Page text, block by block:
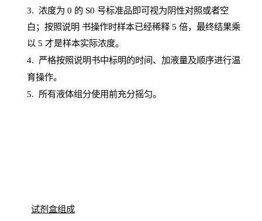
3. 浓度为 0 的 S0 号标准品即可视为阴性对照或者空
白；按照说明 书操作时样本已经稀释5 倍，最终结果乘
以 5 才是样本实际浓度。
4. 严格按照说明书中标明的时间、加液量及顺序进行温
育操作。
5. 所有液体组分使用前充分摇匀。
试剂盒组成